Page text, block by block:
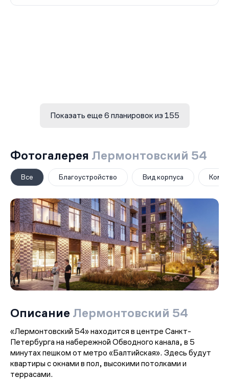
Показать еще 6 планировок из 155
Фотогалерея Лермонтовский 54
Все Благоустройство Вид корпуса
Описание Лермонтовский 54
«Лермонтовский 54» находится в центре Санкт-
Петербурга на набережной Обводного канала, в 5
минутах пешком от метро «Балтийская». Здесь будут
квартиры с окнами в пол, высокими потолками и
террасами.